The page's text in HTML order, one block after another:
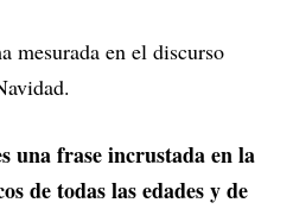
mesurada en el discurso
una frase incrustada en la
de todas las edades y de